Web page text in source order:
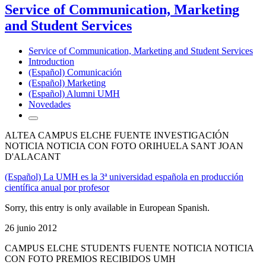
Service of Communication, Marketing
and Student Services
Service of Communication, Marketing and Student Services
Introduction
(Español) Comunicación
(Español) Marketing
(Español) Alumni UMH
Novedades
ALTEA CAMPUS ELCHE FUENTE INVESTIGACIÓN
NOTICIA NOTICIA CON FOTO ORIHUELA SANT JOAN
D'ALACANT
(Español) La UMH es la 3ª universidad española en producción
científica anual por profesor
Sorry, this entry is only available in European Spanish.
26 junio 2012
CAMPUS ELCHE STUDENTS FUENTE NOTICIA NOTICIA
CON FOTO PREMIOS RECIBIDOS UMH